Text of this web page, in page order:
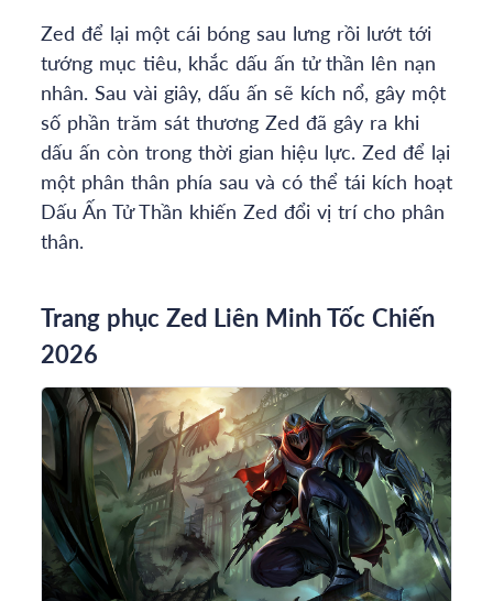
Zed để lại một cái bóng sau lưng rồi lướt tới
tướng mục tiêu, khắc dấu ấn tử thần lên nạn
nhân. Sau vài giây, dấu ấn sẽ kích nổ, gây một
số phần trăm sát thương Zed đã gây ra khi
dấu ấn còn trong thời gian hiệu lực. Zed để lại
một phân thân phía sau và có thể tái kích hoạt
Dấu Ấn Tử Thần khiến Zed đổi vị trí cho phân
thân.
Trang phục Zed Liên Minh Tốc Chiến
2026